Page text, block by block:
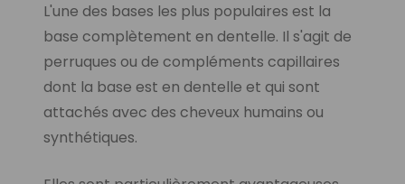
L'une des bases les plus populaires est la
base complètement en dentelle. Il s'agit de
perruques ou de compléments capillaires
dont la base est en dentelle et qui sont
attachés avec des cheveux humains ou
synthétiques.